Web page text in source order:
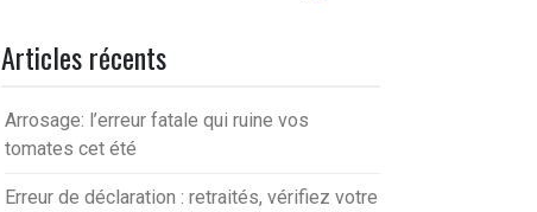
Articles récents
Arrosage: l’erreur fatale qui ruine vos
tomates cet été
Erreur de déclaration : retraités, vérifiez votre